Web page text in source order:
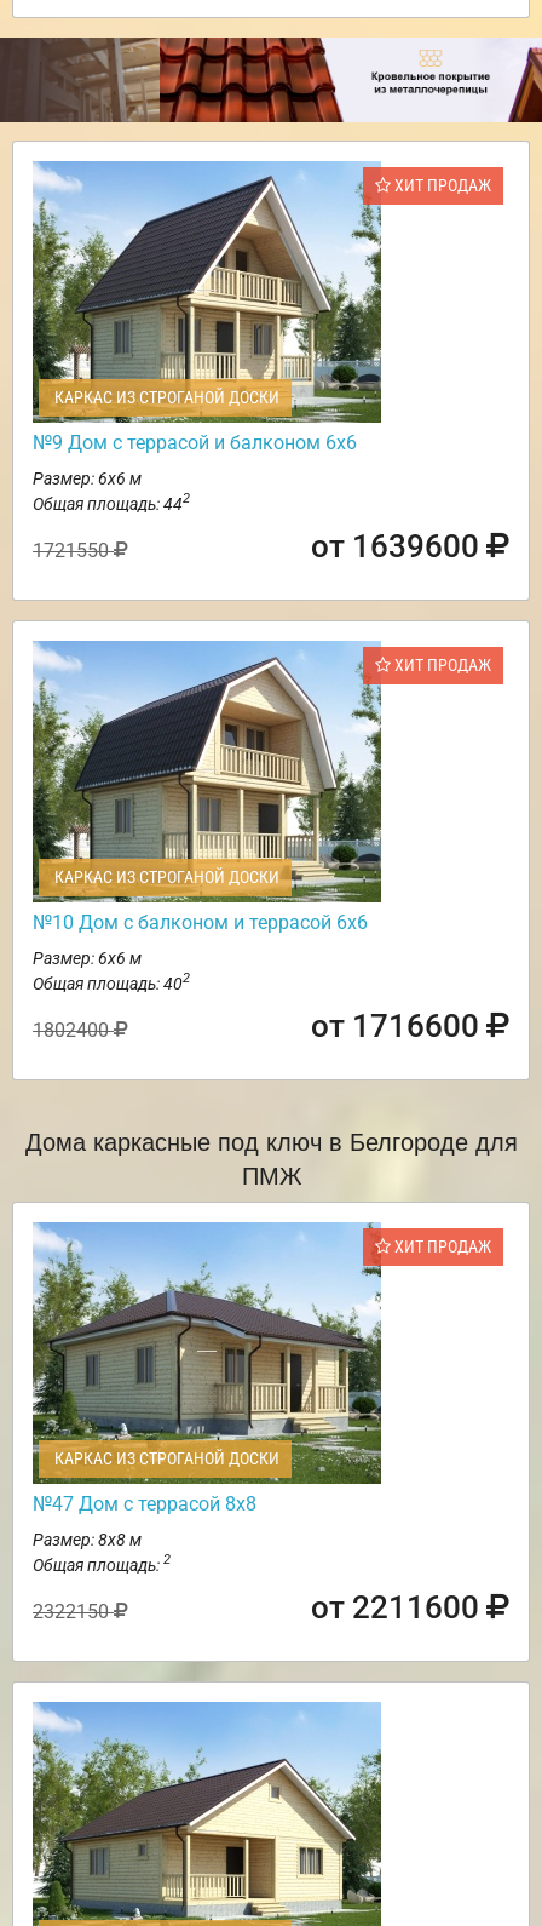
ХИТ ПРОДАЖ
КАРКАС ИЗ СТРОГАНОЙ ДОСКИ
№9 Дом с террасой и балконом 6х6
Размер: 6х6 м
Общая площадь: 442
1721550 от 1639600
ХИТ ПРОДАЖ
КАРКАС ИЗ СТРОГАНОЙ ДОСКИ
№10 Дом с балконом и террасой 6х6
Размер: 6х6 м
Общая площадь: 402
1802400 от 1716600
Дома каркасные под ключ в Белгороде для
ПМЖ
ХИТ ПРОДАЖ
КАРКАС ИЗ СТРОГАНОЙ ДОСКИ
№47 Дом с террасой 8х8
Размер: 8х8 м
Общая площадь: 2
2322150 от 2211600